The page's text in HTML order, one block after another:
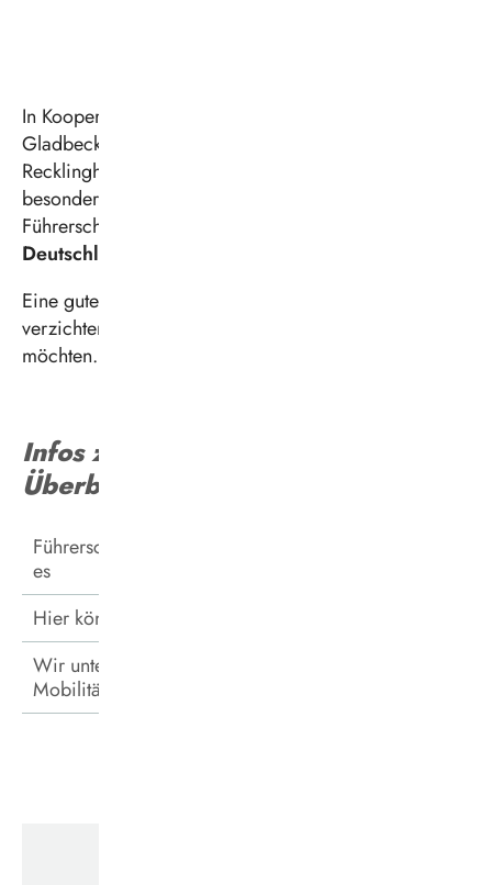
In Kooperation mit den Städten Datteln, Dorsten,
Gladbeck, Herten, Marl, Oer-Erkenschwick,
Recklinghausen und Waltrop haben wir ein ganz
besonderes Angebot für Sie: Gegen Abgabe des
Führerscheins erhalten Sie ein
DeutschlandTicket
Eine gute Möglichkeit für alle, die auf das Auto
verzichten möchten – und trotzdem mobil bleiben
möchten.
Infos zur Führerscheinabgabe im
Überblick
Führerschein gegen DeutschlandTicket - so geht
es
Hier können Sie Ihren Führerschein abgeben
Wir unterstützen Sie: Beratung &
Mobilitätstraining